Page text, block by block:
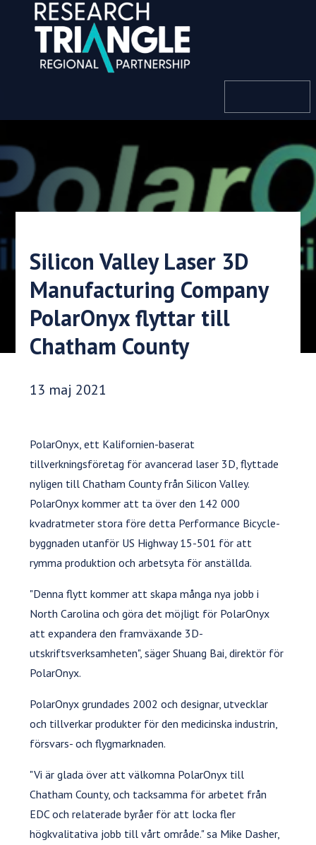
Hoppa till innehållet
Silicon Valley Laser 3D
Manufacturing Company
PolarOnyx flyttar till
Chatham County
Publiceringsdatum:
13 maj 2021
PolarOnyx, ett Kalifornien-baserat
tillverkningsföretag för avancerad laser 3D, flyttade
nyligen till Chatham County från Silicon Valley.
PolarOnyx kommer att ta över den 142 000
kvadratmeter stora före detta Performance Bicycle-
byggnaden utanför US Highway 15-501 för att
rymma produktion och arbetsyta för anställda.
"Denna flytt kommer att skapa många nya jobb i
North Carolina och göra det möjligt för PolarOnyx
att expandera den framväxande 3D-
utskriftsverksamheten", säger Shuang Bai, direktör för
PolarOnyx.
PolarOnyx grundades 2002 och designar, utvecklar
och tillverkar produkter för den medicinska industrin,
försvars- och flygmarknaden.
"Vi är glada över att välkomna PolarOnyx till
Chatham County, och tacksamma för arbetet från
EDC och relaterade byråer för att locka fler
högkvalitativa jobb till vårt område." sa Mike Dasher,